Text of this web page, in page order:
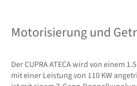
Motorisierung und
Der CUPRA ATECA wird von einem
mit einer Leistung von 110 KW